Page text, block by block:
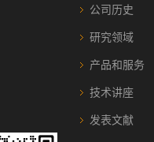
公司历史
研究领域
产品和服务
技术讲座
发表文献